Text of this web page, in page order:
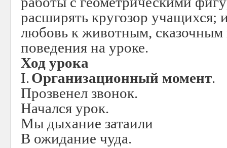
расширять кругозор учащихся;
любовь к животным, сказочным
поведения на уроке.
Ход урока
I.Организационный момент.
Прозвенел звонок.
Начался урок.
Мы дыхание затаили
В ожидание чуда.